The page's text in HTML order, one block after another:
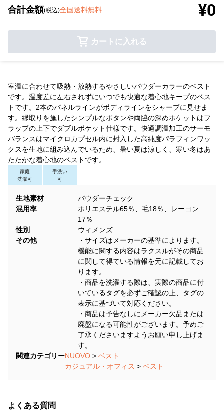
合計金額(税込)全国送料無料 ¥0
カートに入れる
室温に合わせて吸熱・放熱するやさしいパウダーカラーのベスト
です。温度差に左右されずにいつでも快適な着心地キープのベス
トです。2本のパネルラインがボディラインをシャープに見せま
す。縁取りを施したシンプルなボタンや両脇の深めポケットはフ
ラップの上下でダブルポケット仕様です。快適調温加工のサーモ
バランスはマイクロカプセル内に封入した高純度パラフィンワッ
クスを生地に組み込んでいるため、暑い夏は涼しく、寒い冬はあ
たたかな着心地のベストです。
家庭
洗濯可
手洗い
可
生地素材
パウダーチェック
混用率
ポリエステル65％、毛18％、レーヨン
17％
性別
ウィメンズ
その他
・サイズはメーカーの基準によります。
機能に関する内容はラクスルがその商品
に関して得ている情報を元に記載してお
ります。
・商品を洗濯する際は、実際の商品に付
いているタグを必ずご確認の上、タグの
表示に基づいて対応ください。
・商品は予告なしにメーカー欠品または
廃盤になる可能性がございます。予めご
了承くださいますようお願い申し上げま
す。
関連カテゴリーNUOVO > ベスト
カジュアル・オフィス > ベスト
よくある質問